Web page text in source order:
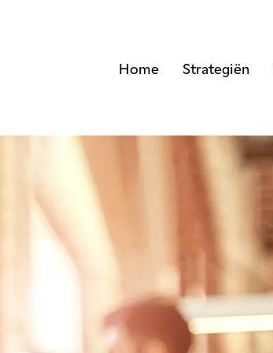
Home Strategiën